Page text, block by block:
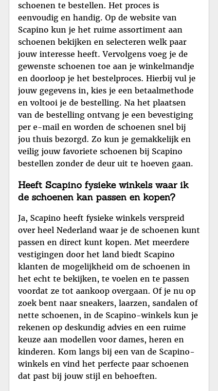
schoenen te bestellen. Het proces is
eenvoudig en handig. Op de website van
Scapino kun je het ruime assortiment aan
schoenen bekijken en selecteren welk paar
jouw interesse heeft. Vervolgens voeg je de
gewenste schoenen toe aan je winkelmandje
en doorloop je het bestelproces. Hierbij vul je
jouw gegevens in, kies je een betaalmethode
en voltooi je de bestelling. Na het plaatsen
van de bestelling ontvang je een bevestiging
per e-mail en worden de schoenen snel bij
jou thuis bezorgd. Zo kun je gemakkelijk en
veilig jouw favoriete schoenen bij Scapino
bestellen zonder de deur uit te hoeven gaan.
Heeft Scapino fysieke winkels waar ik
de schoenen kan passen en kopen?
Ja, Scapino heeft fysieke winkels verspreid
over heel Nederland waar je de schoenen kunt
passen en direct kunt kopen. Met meerdere
vestigingen door het land biedt Scapino
klanten de mogelijkheid om de schoenen in
het echt te bekijken, te voelen en te passen
voordat ze tot aankoop overgaan. Of je nu op
zoek bent naar sneakers, laarzen, sandalen of
nette schoenen, in de Scapino-winkels kun je
rekenen op deskundig advies en een ruime
keuze aan modellen voor dames, heren en
kinderen. Kom langs bij een van de Scapino-
winkels en vind het perfecte paar schoenen
dat past bij jouw stijl en behoeften.